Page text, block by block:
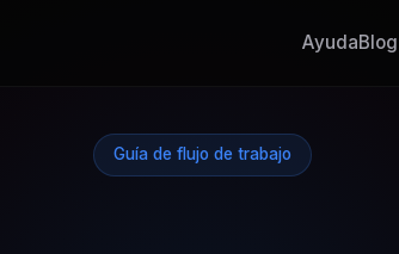
AyudaBlog
Guía de flujo de trabajo